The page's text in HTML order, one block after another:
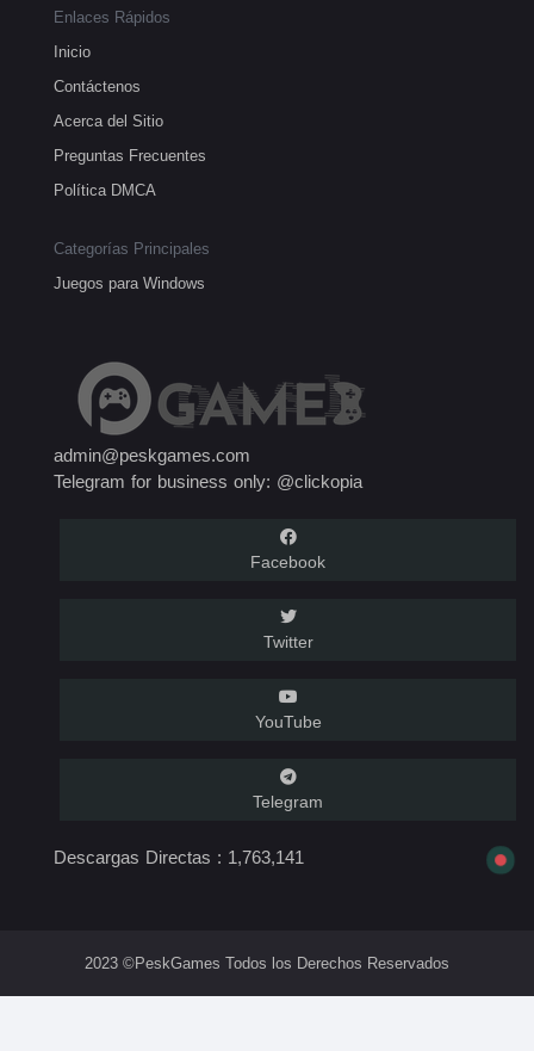
Enlaces Rápidos
Inicio
Contáctenos
Acerca del Sitio
Preguntas Frecuentes
Política DMCA
Categorías Principales
Juegos para Windows
admin@peskgames.com
Telegram for business only: @clickopia
Facebook
Twitter
YouTube
Telegram
Descargas Directas : 1,763,141
2023 ©PeskGames Todos los Derechos Reservados